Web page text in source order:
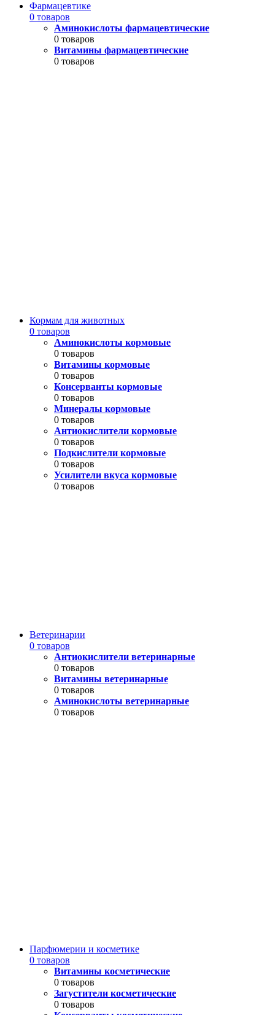
Фармацевтике
0 товаров
Аминокислоты фармацевтические
0 товаров
Витамины фармацевтические
0 товаров
Кормам для животных
0 товаров
Аминокислоты кормовые
0 товаров
Витамины кормовые
0 товаров
Консерванты кормовые
0 товаров
Минералы кормовые
0 товаров
Антиокислители кормовые
0 товаров
Подкислители кормовые
0 товаров
Усилители вкуса кормовые
0 товаров
Ветеринарии
0 товаров
Антиокислители ветеринарные
0 товаров
Витамины ветеринарные
0 товаров
Аминокислоты ветеринарные
0 товаров
Парфюмерии и косметике
0 товаров
Витамины косметические
0 товаров
Загустители косметические
0 товаров